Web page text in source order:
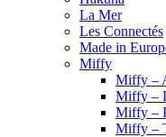
La Mer
Les Connectés
Made in
Miffy
Miffy –
Miffy –
Miffy –
Miffy –